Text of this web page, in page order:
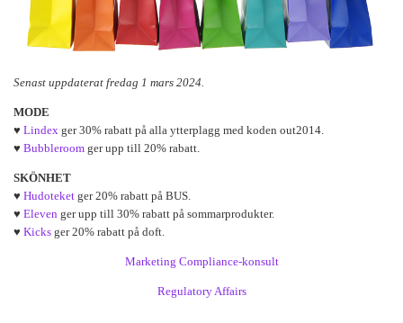
Senast uppdaterat fredag 1 mars 2024.
MODE
♥ Lindex ger 30% rabatt på alla ytterplagg med koden out2014.
♥ Bubbleroom ger upp till 20% rabatt.
SKÖNHET
♥ Hudoteket ger 20% rabatt på BUS.
♥ Eleven ger upp till 30% rabatt på sommarprodukter.
♥ Kicks ger 20% rabatt på doft.
Marketing Compliance-konsult
Regulatory Affairs